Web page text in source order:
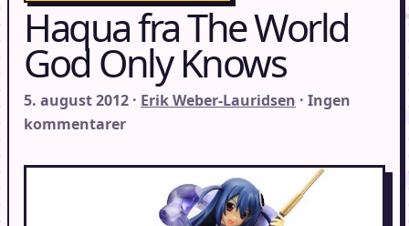
Haqua fra The World
God Only Knows
5. august 2012 · Erik Weber-Lauridsen · Ingen
kommentarer